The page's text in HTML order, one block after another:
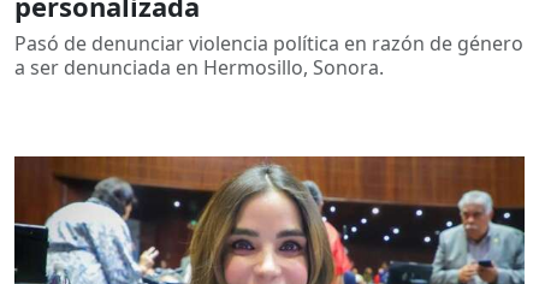
Pasó de denunciar violencia política en razón de género
a ser denunciada en Hermosillo, Sonora.